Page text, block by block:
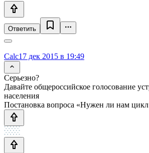
Ответить
Calc17 дек 2015 в 19:49
Серьезно?
Давайте общероссийское голосование
населения
Постановка вопроса «Нужен ли нам